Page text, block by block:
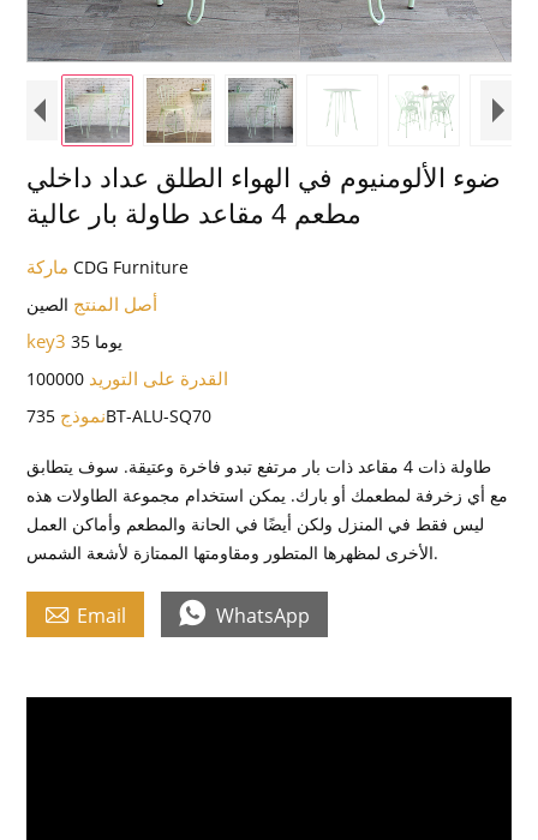
ضوء الألومنيوم في الهواء الطلق عداد داخلي
مطعم 4 مقاعد طاولة بار عالية
ماركةCDG Furniture
أصل المنتج الصين
key3 35 يوما
القدرة على التوريد 100000
نموذج735BT-ALU-SQ70
طاولة ذات 4 مقاعد ذات بار مرتفع تبدو فاخرة وعتيقة. سوف يتطابق
مع أي زخرفة لمطعمك أو بارك. يمكن استخدام مجموعة الطاولات هذه
ليس فقط في المنزل ولكن أيضًا في الحانة والمطعم وأماكن العمل
الأخرى لمظهرها المتطور ومقاومتها الممتازة لأشعة الشمس.
 Email  WhatsApp